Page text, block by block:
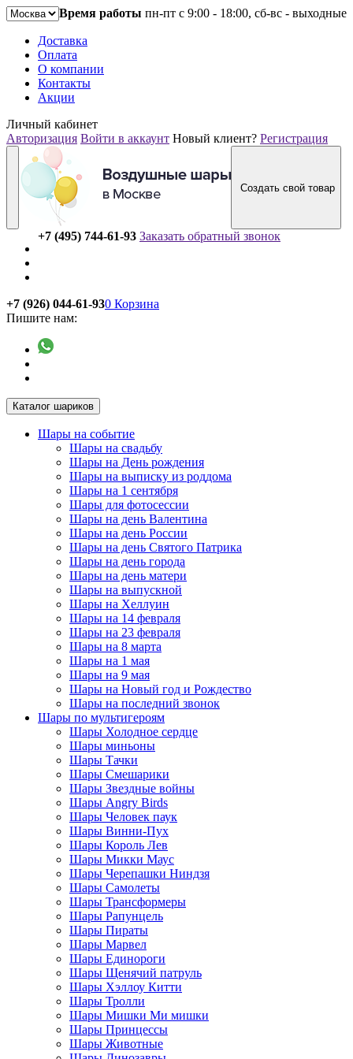
Время работы пн-пт с 9:00 - 18:00, сб-вс - выходные
Доставка
Оплата
О компании
Контакты
Акции
Личный кабинет
Авторизация Войти в аккаунт Новый клиент? Регистрация
Создать свой товар
+7 (495) 744-61-93 Заказать обратный звонок
+7 (926) 044-61-93
Пишите нам:
0 Корзина
Каталог шариков
Шары на событие
Шары на свадьбу
Шары на День рождения
Шары на выписку из роддома
Шары на 1 сентября
Шары для фотосессии
Шары на день Валентина
Шары на день России
Шары на день Святого Патрика
Шары на день города
Шары на день матери
Шары на выпускной
Шары на Хеллуин
Шары на 14 февраля
Шары на 23 февраля
Шары на 8 марта
Шары на 1 мая
Шары на 9 мая
Шары на Новый год и Рождество
Шары на последний звонок
Шары по мультигероям
Шары Холодное сердце
Шары миньоны
Шары Тачки
Шары Смешарики
Шары Звездные войны
Шары Angry Birds
Шары Человек паук
Шары Винни-Пух
Шары Король Лев
Шары Микки Маус
Шары Черепашки Ниндзя
Шары Самолеты
Шары Трансформеры
Шары Рапунцель
Шары Пираты
Шары Марвел
Шары Единороги
Шары Щенячий патруль
Шары Хэллоу Китти
Шары Тролли
Шары Мишки Ми мишки
Шары Принцессы
Шары Животные